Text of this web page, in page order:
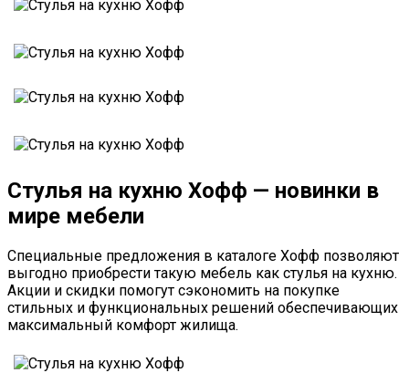
Стулья на кухню Хофф — новинки в
мире мебели
Специальные предложения в каталоге Хофф позволяют
выгодно приобрести такую мебель как стулья на кухню.
Акции и скидки помогут сэкономить на покупке
стильных и функциональных решений обеспечивающих
максимальный комфорт жилища.